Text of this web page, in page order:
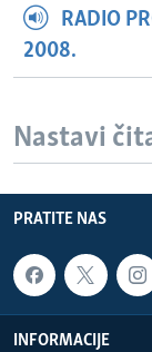
RADIO
2008.
Nastavi
PRATITE NAS
INFORMACIJE